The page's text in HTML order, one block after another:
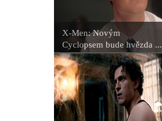
X-Men: Novým
Cyclopsem bude hvězda ...